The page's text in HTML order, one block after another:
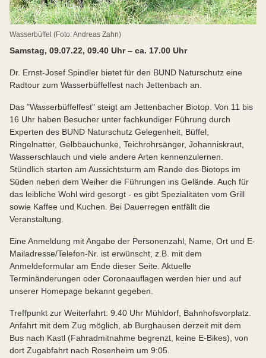
Wasserbüffel (Foto: Andreas Zahn)
Samstag, 09.07.22, 09.40 Uhr – ca. 17.00 Uhr
Dr. Ernst-Josef Spindler bietet für den BUND Naturschutz eine
Radtour zum Wasserbüffelfest nach Jettenbach an.
Das "Wasserbüffelfest" steigt am Jettenbacher Biotop. Von 11 bis
16 Uhr haben Besucher unter fachkundiger Führung durch
Experten des BUND Naturschutz Gelegenheit, Büffel,
Ringelnatter, Gelbbauchunke, Teichrohrsänger, Johanniskraut,
Wasserschlauch und viele andere Arten kennenzulernen.
Stündlich starten am Aussichtsturm am Rande des Biotops im
Süden neben dem Weiher die Führungen ins Gelände. Auch für
das leibliche Wohl wird gesorgt - es gibt Spezialitäten vom Grill
sowie Kaffee und Kuchen. Bei Dauerregen entfällt die
Veranstaltung.
Eine Anmeldung mit Angabe der Personenzahl, Name, Ort und E-
Mailadresse/Telefon-Nr. ist erwünscht, z.B. mit dem
Anmeldeformular am Ende dieser Seite. Aktuelle
Terminänderungen oder Coronaauflagen werden hier und auf
unserer Homepage bekannt gegeben.
Treffpunkt zur Weiterfahrt: 9.40 Uhr Mühldorf, Bahnhofsvorplatz.
Anfahrt mit dem Zug möglich, ab Burghausen derzeit mit dem
Bus nach Kastl (Fahradmitnahme begrenzt, keine E-Bikes), von
dort Zugabfahrt nach Rosenheim um 9:05.